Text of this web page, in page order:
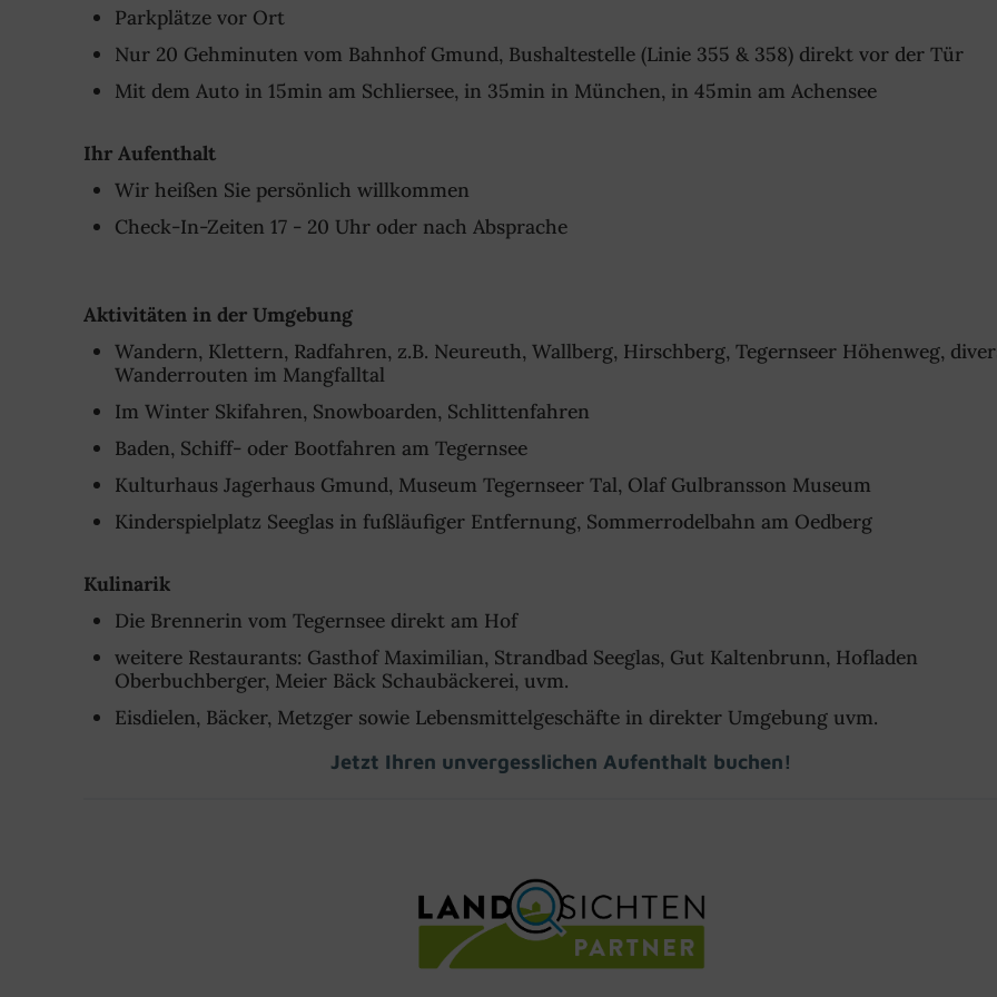
Parkplätze vor Ort
Nur 20 Gehminuten vom Bahnhof Gmund, Bushaltestelle (Linie 355 & 358) direkt vor der Tür
Mit dem Auto in 15min am Schliersee, in 35min in München, in 45min am Achensee
Ihr Aufenthalt
Wir heißen Sie persönlich willkommen
Check-In-Zeiten 17 - 20 Uhr oder nach Absprache
Aktivitäten in der Umgebung
Wandern, Klettern, Radfahren, z.B. Neureuth, Wallberg, Hirschberg, Tegernseer Höhenweg,
Wanderrouten im Mangfalltal
Im Winter Skifahren, Snowboarden, Schlittenfahren
Baden, Schiff- oder Bootfahren am Tegernsee
Kulturhaus Jagerhaus Gmund, Museum Tegernseer Tal, Olaf Gulbransson Museum
Kinderspielplatz Seeglas in fußläufiger Entfernung, Sommerrodelbahn am Oedberg
Kulinarik
Die Brennerin vom Tegernsee direkt am Hof
weitere Restaurants: Gasthof Maximilian, Strandbad Seeglas, Gut Kaltenbrunn, Hofladen
Oberbuchberger, Meier Bäck Schaubäckerei, uvm.
Eisdielen, Bäcker, Metzger sowie Lebensmittelgeschäfte in direkter Umgebung uvm.
Jetzt Ihren unvergesslichen Aufenthalt buchen!